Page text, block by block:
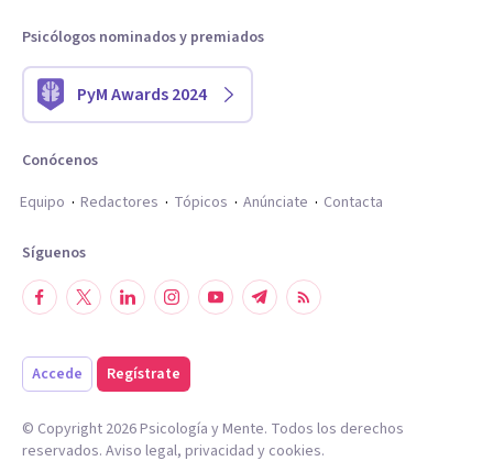
Psicólogos nominados y premiados
PyM Awards 2024
Conócenos
Equipo
Redactores Tópicos Anúnciate Contacta
Síguenos
Accede Regístrate
© Copyright 2026Psicología y Mente. Todos los derechos
reservados. Aviso legal, privacidad y cookies.